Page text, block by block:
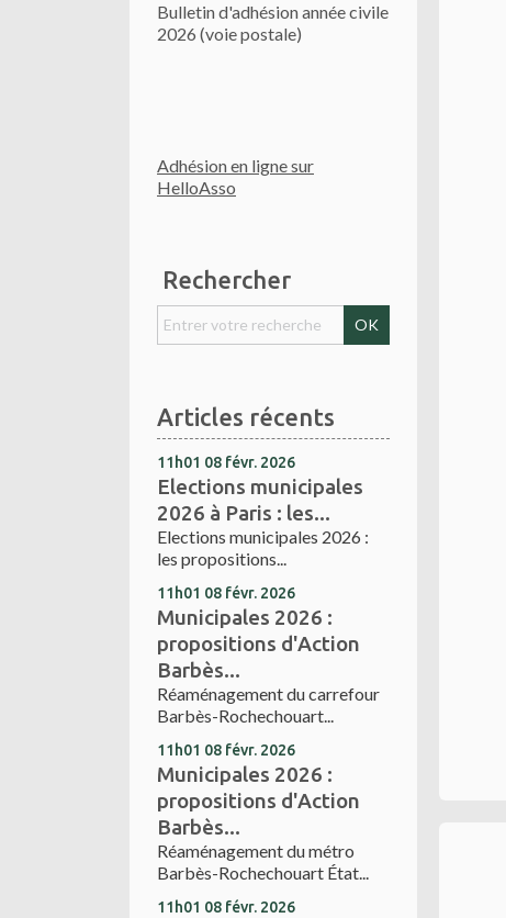
Bulletin d'adhésion année civile
2026 (voie postale)
Adhésion en ligne sur
HelloAsso
Rechercher
Articles récents
11h01 08 févr. 2026
Elections municipales
2026 à Paris : les...
Elections municipales 2026 :
les propositions...
11h01 08 févr. 2026
Municipales 2026 :
propositions d'Action
Barbès...
Réaménagement du carrefour
Barbès-Rochechouart...
11h01 08 févr. 2026
Municipales 2026 :
propositions d'Action
Barbès...
Réaménagement du métro
Barbès-Rochechouart État...
11h01 08 févr. 2026